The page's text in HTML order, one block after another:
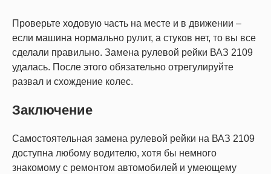
Проверьте ходовую часть на месте и в движении –
если машина нормально рулит, а стуков нет, то вы все
сделали правильно. Замена рулевой рейки ВАЗ 2109
удалась. После этого обязательно отрегулируйте
развал и схождение колес.
Заключение
Самостоятельная замена рулевой рейки на ВАЗ 2109
доступна любому водителю, хотя бы немного
знакомому с ремонтом автомобилей и умеющему